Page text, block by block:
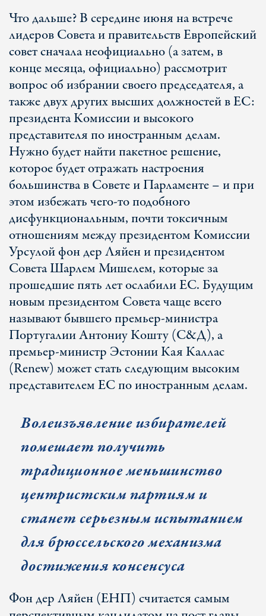
Что дальше? В середине июня на встрече
лидеров Совета и правительств Европейский
совет сначала неофициально (а затем, в
конце месяца, официально) рассмотрит
вопрос об избрании своего председателя, а
также двух других высших должностей в ЕС:
президента Комиссии и высокого
представителя по иностранным делам.
Нужно будет найти пакетное решение,
которое будет отражать настроения
большинства в Совете и Парламенте – и при
этом избежать чего-то подобного
дисфункциональным, почти токсичным
отношениям между президентом Комиссии
Урсулой фон дер Ляйен и президентом
Совета Шарлем Мишелем, которые за
прошедшие пять лет ослабили ЕС. Будущим
новым президентом Совета чаще всего
называют бывшего премьер-министра
Португалии Антониу Кошту (С&Д), а
премьер-министр Эстонии Кая Каллас
(Renew) может стать следующим высоким
представителем ЕС по иностранным делам.
Волеизъявление избирателей
помешает получить
традиционное меньшинство
центристским партиям и
станет серьезным испытанием
для брюссельского механизма
достижения консенсуса
Фон дер Ляйен (EНП) считается самым